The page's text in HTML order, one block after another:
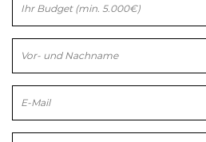
Bitte lasse dieses Feld leer.